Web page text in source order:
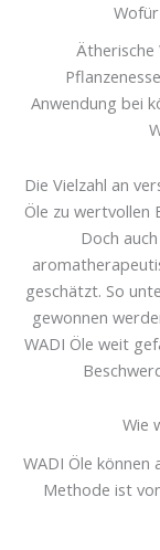
Ätherische
Anwendung bei
Die Vielzahl an
Öle zu wertvollen
Doch
geschätzt. So
gewonnen
WADI Öle weit
Wie
WADI Öle können
Methode ist